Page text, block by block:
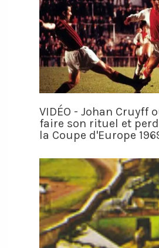
VIDÉO - Johan Cruyff
faire son rituel et
la Coupe d'Europe